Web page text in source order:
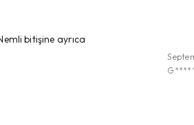
bitişine ayrıca